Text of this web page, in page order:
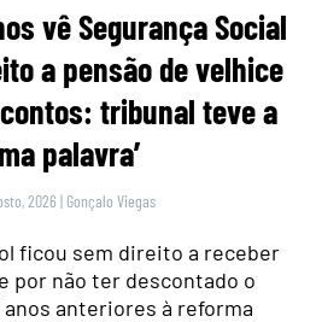
vê Segurança Social
a pensão de velhice
tribunal teve a
palavra’
2026 | Gonçalo Viegas
ficou sem direito a receber
por não ter descontado o
anteriores à reforma